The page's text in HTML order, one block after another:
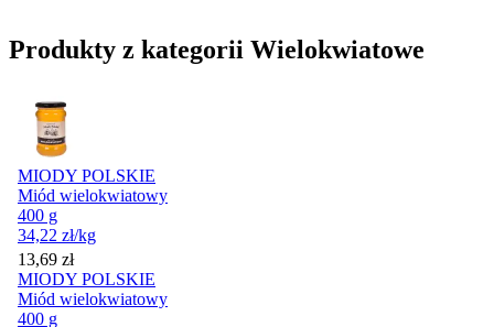
Produkty z kategorii Wielokwiatowe
MIODY POLSKIE
Miód wielokwiatowy
400 g
34,22 zł/kg
Cena
13,69 zł
MIODY POLSKIE
Miód wielokwiatowy
400 g